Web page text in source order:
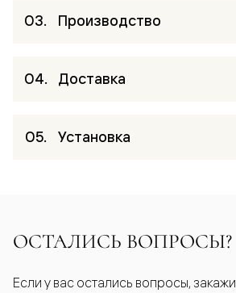
Производство
Доставка
Установка
ОСТАЛИСЬ ВОПРОСЫ?
Если у вас остались вопросы,